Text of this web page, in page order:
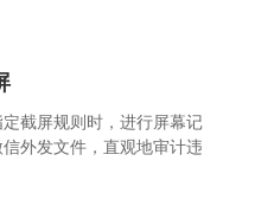
截屏规则时，进行屏幕记
外发文件，直观地审计违